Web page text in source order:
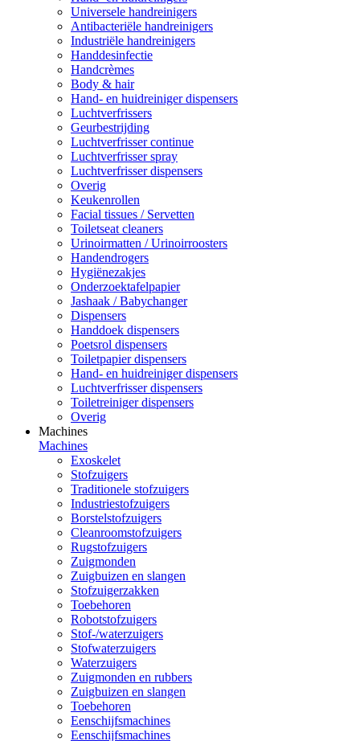
Universele handreinigers
Antibacteriële handreinigers
Industriële handreinigers
Handdesinfectie
Handcrèmes
Body & hair
Hand- en huidreiniger dispensers
Luchtverfrissers
Geurbestrijding
Luchtverfrisser continue
Luchtverfrisser spray
Luchtverfrisser dispensers
Overig
Keukenrollen
Facial tissues / Servetten
Toiletseat cleaners
Urinoirmatten / Urinoirroosters
Handendrogers
Hygiënezakjes
Onderzoektafelpapier
Jashaak / Babychanger
Dispensers
Handdoek dispensers
Poetsrol dispensers
Toiletpapier dispensers
Hand- en huidreiniger dispensers
Luchtverfrisser dispensers
Toiletreiniger dispensers
Overig
Machines
Machines
Exoskelet
Stofzuigers
Traditionele stofzuigers
Industriestofzuigers
Borstelstofzuigers
Cleanroomstofzuigers
Rugstofzuigers
Zuigmonden
Zuigbuizen en slangen
Stofzuigerzakken
Toebehoren
Robotstofzuigers
Stof-/waterzuigers
Stofwaterzuigers
Waterzuigers
Zuigmonden en rubbers
Zuigbuizen en slangen
Toebehoren
Eenschijfsmachines
Eenschijfsmachines